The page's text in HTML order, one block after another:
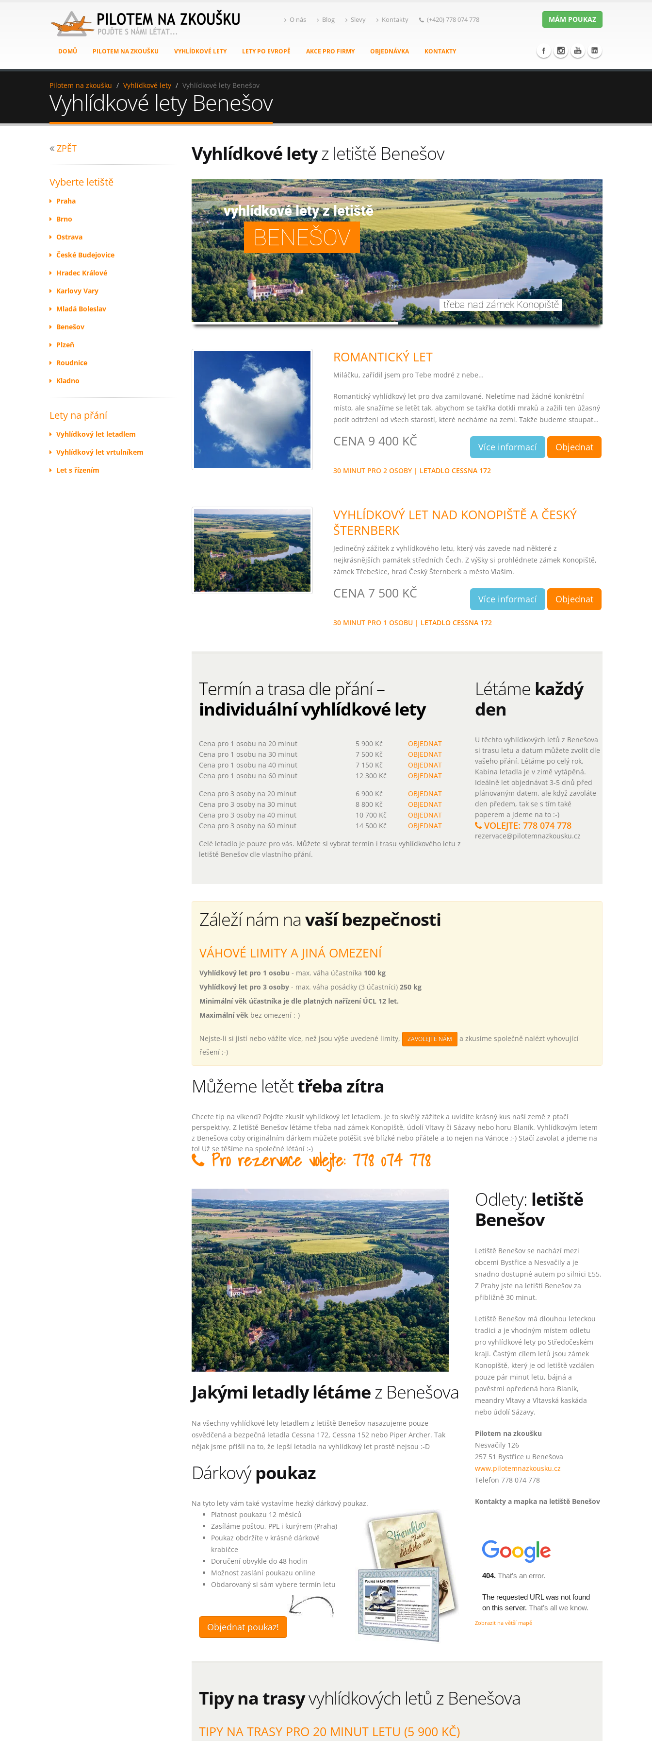
MÁM POUKAZ
O nás Blog Slevy Kontakty (+420) 778 074 778
DOMŮ PILOTEM NA ZKOUŠKU VYHLÍDKOVÉ LETY LETY PO EVROPĚ AKCE PRO FIRMY OBJEDNÁVKA KONTAKTY
Pilotem na zkoušku Vyhlídkové lety Vyhlídkové lety Benešov
Vyhlídkové lety Benešov
ZPĚT
Vyberte letiště
Praha
Brno
Ostrava
České Budejovice
Hradec Králové
Karlovy Vary
Mladá Boleslav
Benešov
Plzeň
Roudnice
Kladno
Lety na přání
Vyhlídkový let letadlem
Vyhlídkový let vrtulníkem
Let s řízením
Vyhlídkové letyz letiště Benešov
vyhlídkové lety z letiště
BENEŠOV
třeba nad zámek Konopiště
ROMANTICKÝ LET
Miláčku, zařídil jsem pro Tebe modré z nebe…
Romantický vyhlídkový let pro dva zamilované. Neletíme nad žádné konkrétní
místo, ale snažíme se letět tak, abychom se takřka dotkli mraků a zažili ten úžasný
pocit odtržení od všech starostí, které necháme na zemi. Takže budeme stoupat…
CENA 9 400 KČ Objednat
Více informací
30 MINUT PRO 2 OSOBY | LETADLO CESSNA 172
VYHLÍDKOVÝ LET NAD KONOPIŠTĚ A ČESKÝ
ŠTERNBERK
Jedinečný zážitek z vyhlídkového letu, který vás zavede nad některé z
nejkrásnějších památek středních Čech. Z výšky si prohlédnete zámek Konopiště,
zámek Třebešice, hrad Český Šternberk a město Vlašim.
CENA 7 500 KČ Objednat
Více informací
30 MINUT PRO 1 OSOBU | LETADLO CESSNA 172
Termín a trasa dle přání –
individuální vyhlídkové lety
Cena pro 1 osobu na 20 minut 5 900 Kč
OBJEDNAT
Cena pro 1 osobu na 30 minut
7 500 Kč
OBJEDNAT
Cena pro 1 osobu na 40 minut
7 150 Kč
OBJEDNAT
Cena pro 1 osobu na 60 minut
12 300 Kč
OBJEDNAT
Cena pro 3 osoby na 20 minut
6 900 Kč
OBJEDNAT
Cena pro 3 osoby na 30 minut
8 800 Kč
OBJEDNAT
Cena pro 3 osoby na 40 minut
10 700 Kč
OBJEDNAT
Cena pro 3 osoby na 60 minut
14 500 Kč
OBJEDNAT
Celé letadlo je pouze pro vás. Můžete si vybrat termín i trasu vyhlídkového letu z
letiště Benešov dle vlastního přání.
Létáme každý
den
U těchto vyhlídkových letů z Benešova
si trasu letu a datum můžete zvolit dle
vašeho přání. Létáme po celý rok.
Kabina letadla je v zimě vytápěná.
Ideálně let objednávat 3-5 dnů před
plánovaným datem, ale když zavoláte
den předem, tak se s tím také
poperem a jdeme na to :-)
VOLEJTE: 778 074 778
rezervace@pilotemnazkousku.cz
Záleží nám navaší bezpečnosti
VÁHOVÉ LIMITY A JINÁ OMEZENÍ
Vyhlídkový let pro 1 osobu - max. váha účastníka 100 kg
Vyhlídkový let pro 3 osoby- max. váha posádky (3 účastníci) 250 kg
Minimální věk účastníka je dle platných nařízení ÚCL 12 let.
Maximální věkbez omezení :-)
Nejste-li si jistí nebo vážíte více, než jsou výše uvedené limity, ZAVOLEJTE NÁM
a zkusíme společně nalézt vyhovující
řešení ;-)
Můžeme letěttřeba zítra
Chcete tip na víkend? Pojďte zkusit vyhlídkový let letadlem. Je to skvělý zážitek a uvidíte krásný kus naší země z ptačí
perspektivy. Z letiště Benešov létáme třeba nad zámek Konopiště, údolí Vltavy či Sázavy nebo horu Blaník. Vyhlídkovým letem
z Benešova coby originálním dárkem můžete potěšit své blízké nebo přátele a to nejen na Vánoce ;-) Stačí zavolat a jdeme na
to! Už se těšíme na společné létání :-)
Pro rezervace volejte: 778 074 778
Jakými letadly létámez Benešova
Na všechny vyhlídkové lety letadlem z letiště Benešov nasazujeme pouze
osvědčená a bezpečná letadla Cessna 172, Cessna 152 nebo Piper Archer. Tak
nějak jsme přišli na to, že lepší letadla na vyhlídkový let prostě nejsou :-D
Dárkovýpoukaz
Na tyto lety vám také vystavíme hezký dárkový poukaz.
Platnost poukazu 12 měsíců
Zasíláme poštou, PPL i kurýrem (Praha)
Poukaz obdržíte v krásné dárkové
krabičce
Doručení obvykle do 48 hodin
Možnost zaslání poukazu online
Obdarovaný si sám vybere termín letu
Objednat poukaz!
Odlety: letiště
Benešov
Letiště Benešov se nachází mezi
obcemi Bystřice a Nesvačily a je
snadno dostupné autem po silnici E55.
Z Prahy jste na letišti Benešov za
přibližně 30 minut.
Letiště Benešov má dlouhou leteckou
tradici a je vhodným místem odletu
pro vyhlídkové lety po Středočeském
kraji. Častým cílem letů jsou zámek
Konopiště, který je od letiště vzdálen
pouze pár minut letu, bájná a
pověstmi opředená hora Blaník,
meandry Vltavy a Vltavská kaskáda
nebo údolí Sázavy.
Pilotem na zkoušku
Nesvačily 126
257 51 Bystřice u Benešova
www.pilotemnazkousku.cz
Telefon 778 074 778
Kontakty a mapka na letiště Benešov
Zobrazit na větší mapě
Tipy na trasyvyhlídkových letů z Benešova
TIPY NA TRASY PRO 20 MINUT LETU (5 900 KČ)